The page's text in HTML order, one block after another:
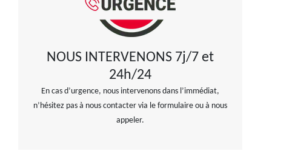
NOUS INTERVENONS 7j/7 et
24h/24
En cas d’urgence, nous intervenons dans l’immédiat,
n’hésitez pas à nous contacter via le formulaire ou à nous
appeler.